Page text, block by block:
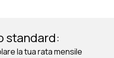
standard:
la tua rata mensile